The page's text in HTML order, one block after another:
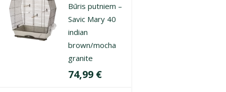
Būris putniem –
Savic Mary 40
indian
brown/mocha
granite
Cena
74,99 €